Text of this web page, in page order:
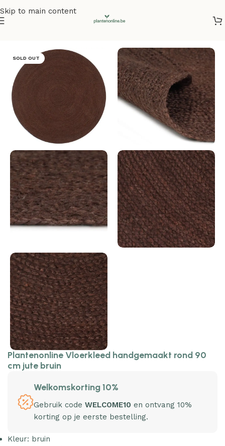
Skip to main content
SOLD OUT
Plantenonline Vloerkleed handgemaakt rond 90
cm jute bruin
Welkomskorting 10%
Gebruik code WELCOME10 en ontvang 10%
korting op je eerste bestelling.
Kleur: bruin